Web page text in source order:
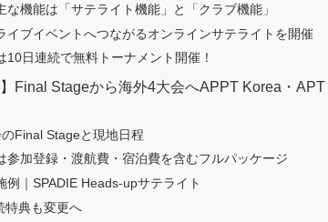
な機能は「サテライト機能」と「クラブ機能」
イブイベントへつながるオンラインサテライトを開催
10日連続で無料トーナメント開催！
】Final Stageから海外4大会へAPPT Korea・
Final Stageと現地日程
参加登録・渡航費・宿泊費を含むフルパッケージ
例｜SPADIE Heads-upサテライト
特典も変更へ